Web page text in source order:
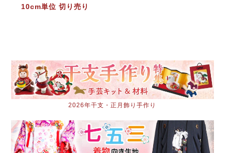
10cm単位 切り売り
2026年干支・正月飾り手作り